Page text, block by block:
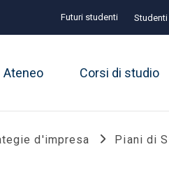
Futuri studenti
Ateneo Corsi di studio
d'impresa Piani di